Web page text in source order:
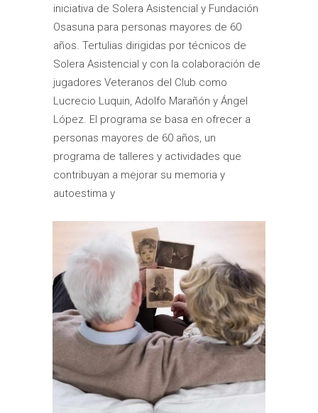
iniciativa de Solera Asistencial y Fundación
Osasuna para personas mayores de 60
años. Tertulias dirigidas por técnicos de
Solera Asistencial y con la colaboración de
jugadores Veteranos del Club como
Lucrecio Luquin, Adolfo Marañón y Ángel
López. El programa se basa en ofrecer a
personas mayores de 60 años, un
programa de talleres y actividades que
contribuyan a mejorar su memoria y
autoestima y